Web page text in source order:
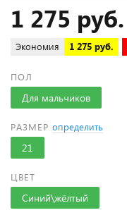
1 275 руб.
Экономия 1 275 руб.
ПОЛ
Для мальчиков
РАЗМЕР определить
21
ЦВЕТ
Синий\жёлтый